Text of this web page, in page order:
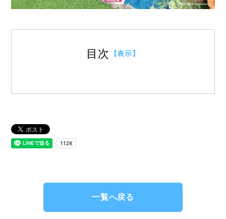
目次 【表示】
一覧へ戻る